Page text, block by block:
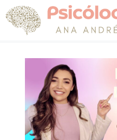
Saltar
al
contenido